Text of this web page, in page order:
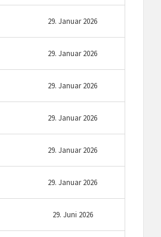
29. Januar 2026
29. Januar 2026
29. Januar 2026
29. Januar 2026
29. Januar 2026
29. Januar 2026
29. Juni 2026